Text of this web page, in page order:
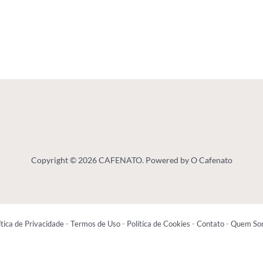
Copyright © 2026 CAFENATO. Powered by O Cafenato
de Privacidade- Termos de Uso- Política de Cookies - Contato- Quem